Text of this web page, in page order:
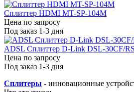
Сплиттер HDMI MT-SP-104M
Цена по запросу
Под заказ 1-3 дня
ADSL Сплиттер D-Link DSL-30CF/RS
Цена по запросу
Под заказ 1-3 дня
Сплитеры - инновационные